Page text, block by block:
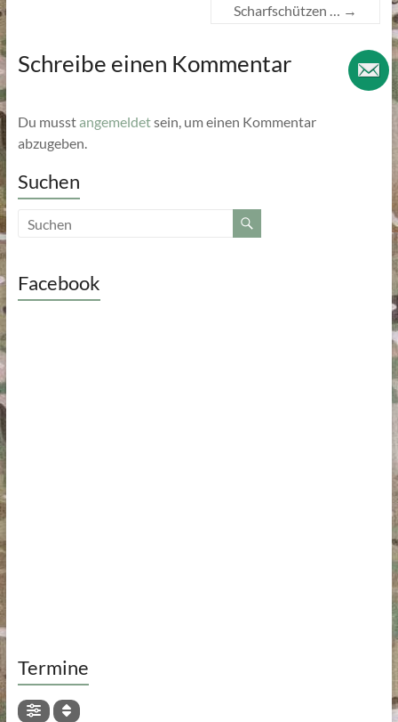
Scharfschützen … →
Schreibe einen Kommentar
Du musstangemeldetsein, um einen Kommentar
abzugeben.
Suchen
Facebook
Termine